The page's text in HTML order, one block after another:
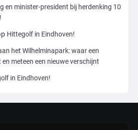
regisseur Rob Reiner en
zoon hoofdverdachte
Gamer
doodt hoogste Hezbollah-leider
en minister-president bij herdenking 10
Hittegolf in Eindhoven!
het Wilhelminapark: waar een
meteen een nieuwe verschijnt
in Eindhoven!